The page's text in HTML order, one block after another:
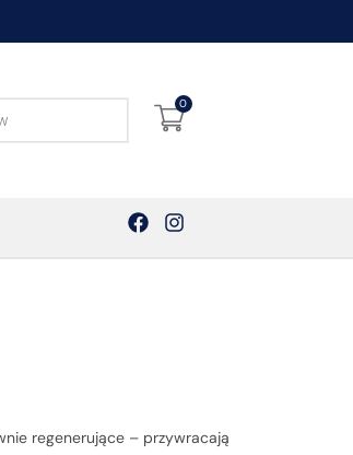
0
regenerujące – przywracają